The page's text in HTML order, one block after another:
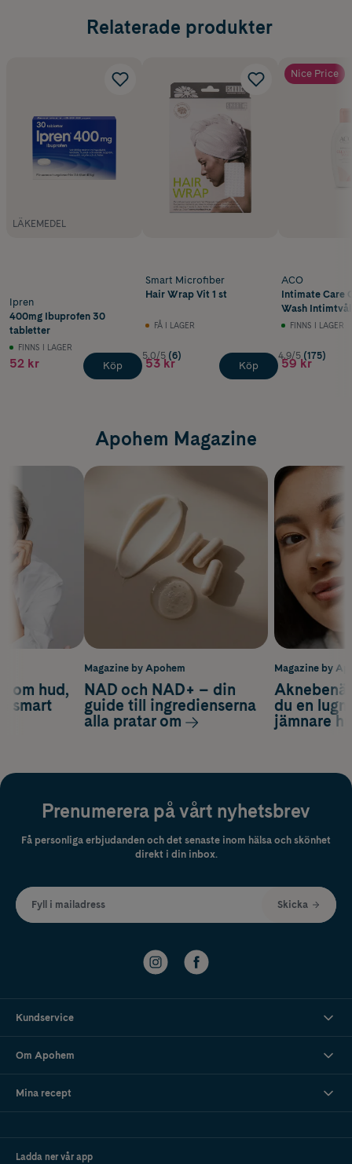
Relaterade produkter
LÄKEMEDEL
Ipren
400mg Ibuprofen 30
tabletter
FINNS I LAGER
52 kr Köp
Smart Microfiber
Hair Wrap Vit 1 st
FÅ I LAGER
5.0/5 (6)
53 kr Köp
Nice Price
ACO
Intimate Care
Wash
FINNS I LAGER
4.9/5 (175)
59 kr
Apohem Magazine
Magazine by
du en
jämnare
om hud,
smart
Magazine by Apohem
NAD och NAD+ – din
guide till ingredienserna
alla pratar om
Prenumerera på vårt nyhetsbrev
Få personliga erbjudanden och det senaste inom hälsa och skönhet
direkt i din inbox.
Fyll i mailadress Skicka
Kundservice
Om Apohem
Mina recept
Ladda ner vår app